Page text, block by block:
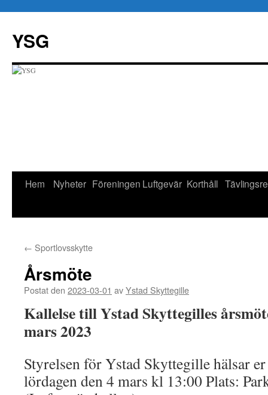
innehåll
YSG
Hem Nyheter Föreningen Luftgevär Korthåll
← Sportlovsskytte
Årsmöte
Postat den 2023-03-01 avYstad Skyttegille
Kallelse till Ystad Skyttegilles
mars 2023
Styrelsen för Ystad Skyttegille hälsar
lördagen den 4 mars kl 13:00 Plats: